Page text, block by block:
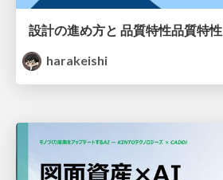
設計の進め方と 品質特性品質特性
harakeishi